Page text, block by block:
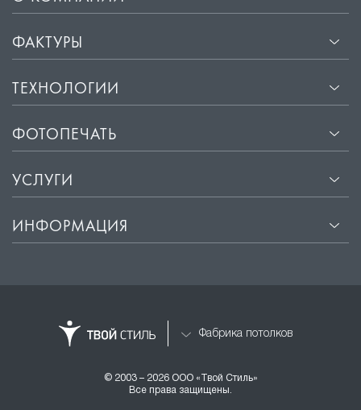
ФАКТУРЫ
ТЕХНОЛОГИИ
ФОТОПЕЧАТЬ
УСЛУГИ
ИНФОРМАЦИЯ
Фабрика потолков
© 2003 – 2026 ООО «Твой Стиль»
Все права защищены.